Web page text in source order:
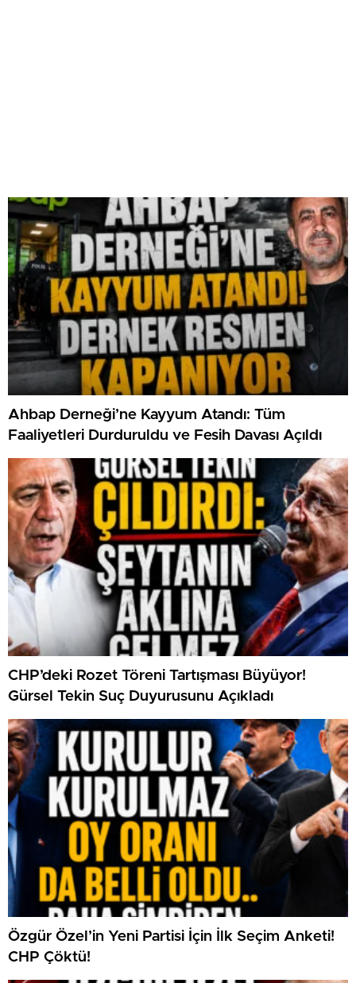
Ahbap Derneği’ne Kayyum Atandı: Tüm
Faaliyetleri Durduruldu ve Fesih Davası Açıldı
CHP’deki Rozet Töreni Tartışması Büyüyor!
Gürsel Tekin Suç Duyurusunu Açıkladı
Özgür Özel’in Yeni Partisi İçin İlk Seçim Anketi!
CHP Çöktü!